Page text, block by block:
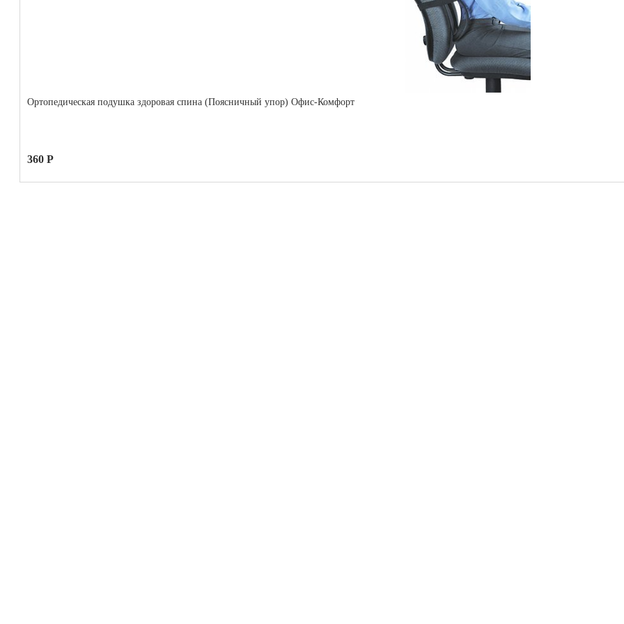
Ортопедическая подушка здоровая спина (Поясничный упор) Офис-Комфорт
360 Р